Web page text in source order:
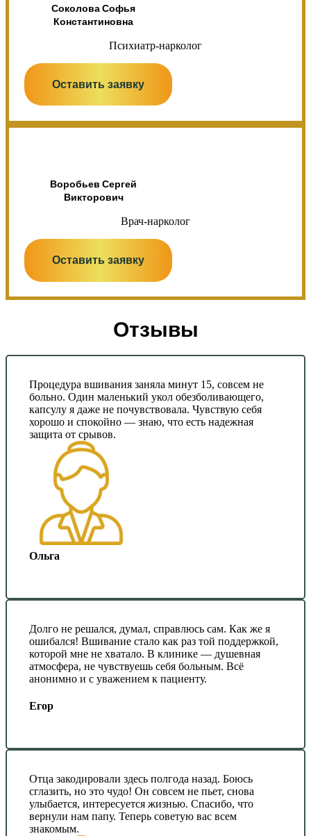
Соколова Софья
Константиновна
Психиатр-нарколог
Оставить заявку
Воробьев Сергей
Викторович
Врач-нарколог
Оставить заявку
Отзывы
Процедура вшивания заняла минут 15, совсем не
больно. Один маленький укол обезболивающего,
капсулу я даже не почувствовала. Чувствую себя
хорошо и спокойно — знаю, что есть надежная
защита от срывов.
Ольга
Долго не решался, думал, справлюсь сам. Как же я
ошибался! Вшивание стало как раз той поддержкой,
которой мне не хватало. В клинике — душевная
атмосфера, не чувствуешь себя больным. Всё
анонимно и с уважением к пациенту.
Егор
Отца закодировали здесь полгода назад. Боюсь
сглазить, но это чудо! Он совсем не пьет, снова
улыбается, интересуется жизнью. Спасибо, что
вернули нам папу. Теперь советую вас всем
знакомым.